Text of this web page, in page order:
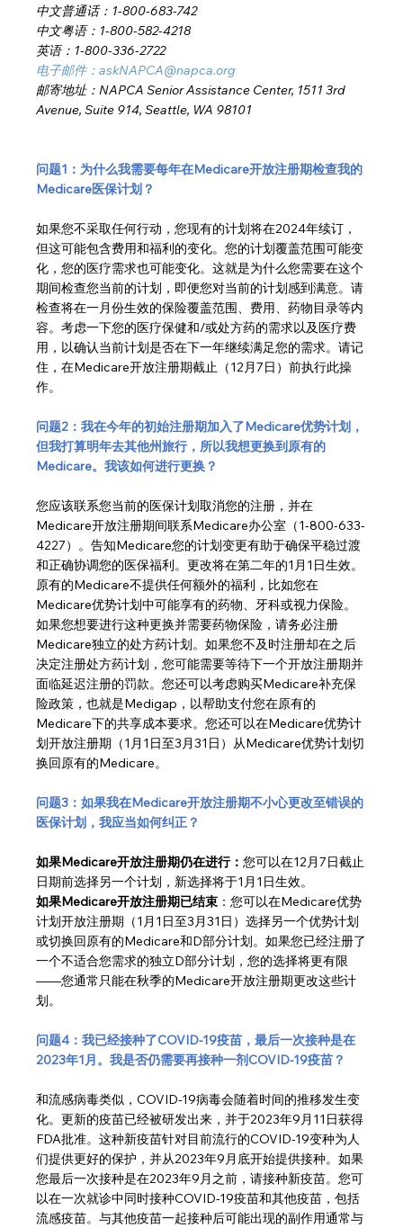
中文普通话：1-800-683-742
中文粤语：1-800-582-4218
英语：1-800-336-2722
电子邮件：askNAPCA@napca.org
邮寄地址：NAPCA Senior Assistance Center, 1511 3rd
Avenue, Suite 914, Seattle, WA 98101
问题1：为什么我需要每年在Medicare开放注册期检查我的
Medicare医保计划？
如果您不采取任何行动，您现有的计划将在2024年续订，
但这可能包含费用和福利的变化。您的计划覆盖范围可能变
化，您的医疗需求也可能变化。这就是为什么您需要在这个
期间检查您当前的计划，即便您对当前的计划感到满意。请
检查将在一月份生效的保险覆盖范围、费用、药物目录等内
容。考虑一下您的医疗保健和/或处方药的需求以及医疗费
用，以确认当前计划是否在下一年继续满足您的需求。请记
住，在Medicare开放注册期截止（12月7日）前执行此操
作。
问题2：我在今年的初始注册期加入了Medicare优势计划，
但我打算明年去其他州旅行，所以我想更换到原有的
Medicare。我该如何进行更换？
您应该联系您当前的医保计划取消您的注册，并在
Medicare开放注册期间联系Medicare办公室（1-800-633-
4227）。告知Medicare您的计划变更有助于确保平稳过渡
和正确协调您的医保福利。更改将在第二年的1月1日生效。
原有的Medicare不提供任何额外的福利，比如您在
Medicare优势计划中可能享有的药物、牙科或视力保险。
如果您想要进行这种更换并需要药物保险，请务必注册
Medicare独立的处方药计划。如果您不及时注册却在之后
决定注册处方药计划，您可能需要等待下一个开放注册期并
面临延迟注册的罚款。您还可以考虑购买Medicare补充保
险政策，也就是Medigap，以帮助支付您在原有的
Medicare下的共享成本要求。您还可以在Medicare优势计
划开放注册期（1月1日至3月31日）从Medicare优势计划切
换回原有的Medicare。
问题3：如果我在Medicare开放注册期不小心更改至错误的
医保计划，我应当如何纠正？
如果Medicare开放注册期仍在进行：您可以在12月7日截止
日期前选择另一个计划，新选择将于1月1日生效。
如果Medicare开放注册期已结束 ：您可以在Medicare优势
计划开放注册期（1月1日至3月31日）选择另一个优势计划
或切换回原有的Medicare和D部分计划。如果您已经注册了
一个不适合您需求的独立D部分计划，您的选择将更有限
——您通常只能在秋季的Medicare开放注册期更改这些计
划。
问题4：我已经接种了COVID-19疫苗，最后一次接种是在
2023年1月。我是否仍需要再接种一剂COVID-19疫苗？
和流感病毒类似，COVID-19病毒会随着时间的推移发生变
化。更新的疫苗已经被研发出来，并于2023年9月11日获得
FDA批准。这种新疫苗针对目前流行的COVID-19变种为人
们提供更好的保护，并从2023年9月底开始提供接种。如果
您最后一次接种是在2023年9月之前，请接种新疫苗。您可
以在一次就诊中同时接种COVID-19疫苗和其他疫苗，包括
流感疫苗。与其他疫苗一起接种后可能出现的副作用通常与